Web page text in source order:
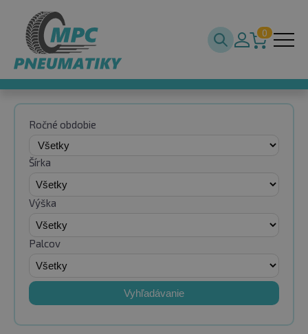
0
Ročné obdobie
Šírka
Výška
Palcov
Vyhľadávanie